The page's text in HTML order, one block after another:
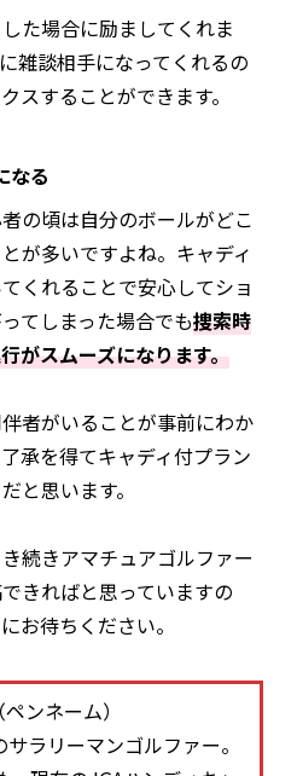
た場合に励ましてくれま
雑談相手になってくれるの
スすることができます。
なる
の頃は自分のボールがどこ
が多いですよね。キャディ
くれることで安心してショ
てしまった場合でも捜索時
がスムーズになります。
者がいることが事前にわか
承を得てキャディ付プラン
と思います。
続きアマチュアゴルファー
きればと思っていますの
お待ちください。
ンネーム）
ラリーマンゴルファー。